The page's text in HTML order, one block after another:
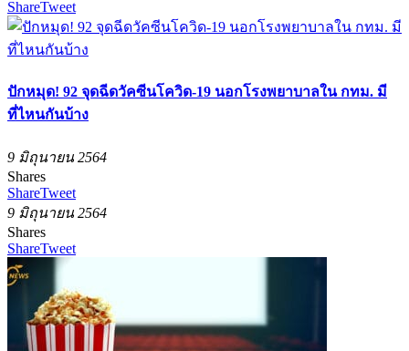
ShareTweet
ปักหมุด! 92 จุดฉีดวัคซีนโควิด-19 นอกโรงพยาบาลใน กทม. มี
ที่ไหนกันบ้าง
9 มิถุนายน 2564
Shares
ShareTweet
9 มิถุนายน 2564
Shares
ShareTweet